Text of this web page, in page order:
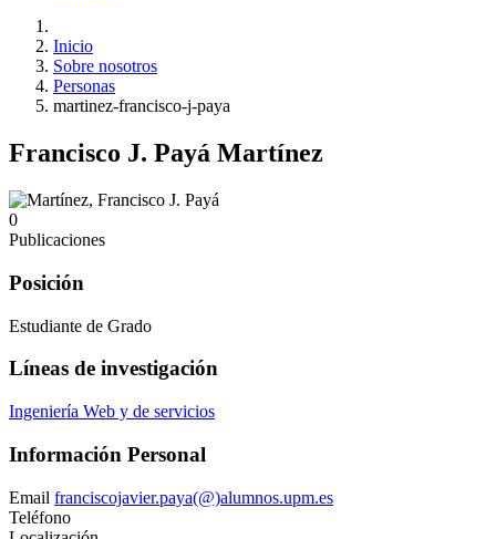
Inicio
Sobre nosotros
Personas
martinez-francisco-j-paya
Francisco J. Payá Martínez
0
Publicaciones
Posición
Estudiante de Grado
Líneas de investigación
Ingeniería Web y de servicios
Información Personal
Email franciscojavier.paya(@)alumnos.upm.es
Teléfono